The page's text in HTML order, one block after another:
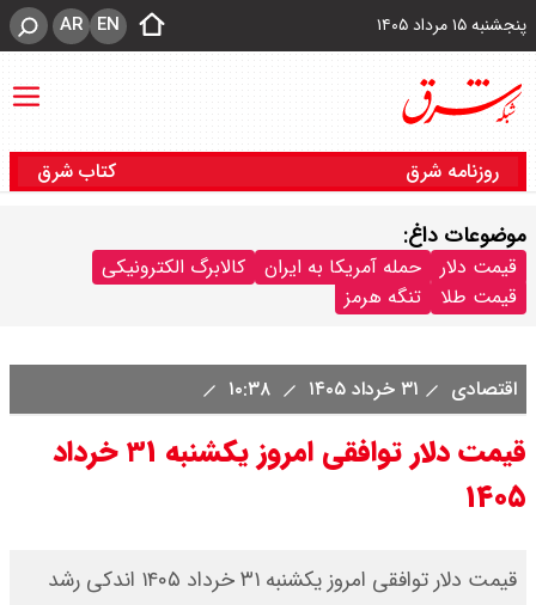
پنجشنبه ۱۵ مرداد ۱۴۰۵ EN
AR
روزنامه شرق کتاب شرق
موضوعات داغ:
قیمت دلار حمله آمریکا به ایران
کالابرگ الکترونیکی
قیمت طلا
تنگه هرمز
اقتصادی ۳۱ خرداد ۱۴۰۵
قیمت دلار توافقی امروز یکشنبه ۳۱ خرداد
۱۴۰۵
قیمت دلار توافقی امروز یکشنبه ۳۱ خرداد ۱۴۰۵ اندکی رشد